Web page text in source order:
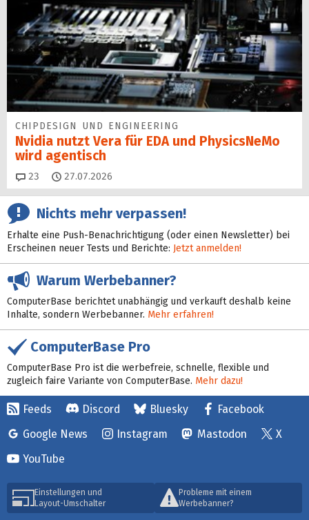
CHIPDESIGN UND ENGINEERING
Nvidia nutzt Vera für EDA und PhysicsNeMo
wird agentisch
23 Kommentare
27.07.2026
Nichts mehr verpassen!
Erhalte eine Push-Benachrichtigung (oder einen Newsletter) bei
Erscheinen neuer Tests und Berichte: Jetzt anmelden!
Warum Werbebanner?
ComputerBase berichtet unabhängig und verkauft deshalb keine
Inhalte, sondern Werbebanner. Mehr erfahren!
ComputerBase Pro
ComputerBase Pro ist die werbefreie, schnelle, flexible und
zugleich faire Variante von ComputerBase. Mehr dazu!
Feeds Discord Bluesky
Facebook
Google News
Instagram Mastodon
X
YouTube
Einstellungen und
Layout-Umschalter
Probleme mit einem
Werbebanner?